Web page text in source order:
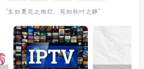
“生如夏花之绚烂，死如秋叶之静”